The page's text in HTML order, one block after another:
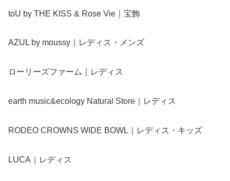
toU by THE KISS & Rose Vie｜宝飾
AZUL by moussy｜レディス・メンズ
ローリーズファーム｜レディス
earth music&ecology Natural Store｜レディス
RODEO CROWNS WIDE BOWL｜レディス・キッズ
LUCA｜レディス